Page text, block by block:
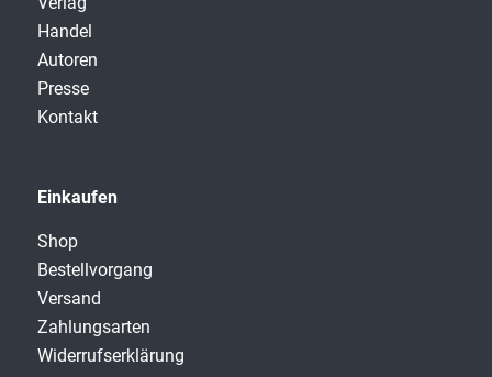
Handel
Autoren
Presse
Kontakt
Einkaufen
Shop
Bestellvorgang
Versand
Zahlungsarten
Widerrufserklärung